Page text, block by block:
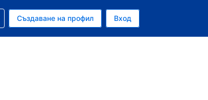
Създаване на профил Вход